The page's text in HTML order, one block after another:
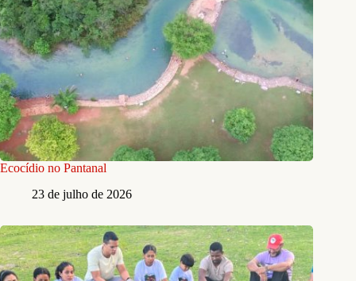
Ecocídio no Pantanal
23 de julho de 2026